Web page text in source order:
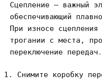
Сцепление – важный
обеспечивающий
При износе
трогании с места,
переключение передач․
Снимите коробку